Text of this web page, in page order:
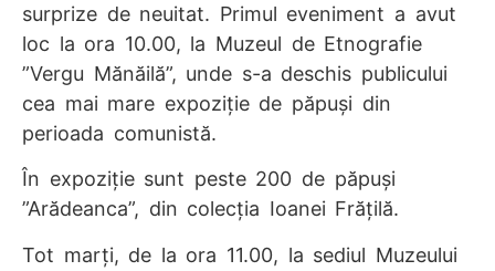
surprize de neuitat. Primul eveniment a avut
loc la ora 10.00, la Muzeul de Etnografie
”Vergu Mănăilă”, unde s-a deschis publicului
cea mai mare expoziţie de păpuşi din
perioada comunistă.
În expoziţie sunt peste 200 de păpuşi
”Arădeanca”, din colecţia Ioanei Frăţilă.
Tot marţi, de la ora 11.00, la sediul Muzeului